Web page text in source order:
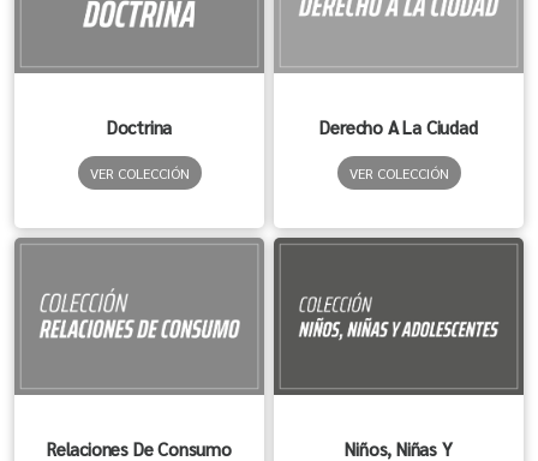
Doctrina
VER COLECCIÓN
Derecho A La Ciudad
VER COLECCIÓN
Relaciones De Consumo
Niños, Niñas Y